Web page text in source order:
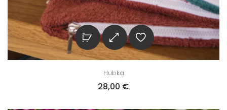
Hubka
28,00 €